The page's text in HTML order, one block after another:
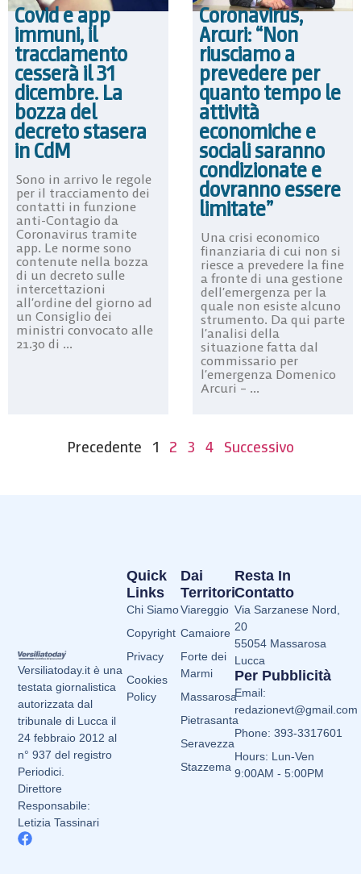
Covid e app
immuni, il
tracciamento
cesserà il 31
dicembre. La
bozza del
decreto stasera
in CdM
Sono in arrivo le regole
per il tracciamento dei
contatti in funzione
anti-Contagio da
Coronavirus tramite
app. Le norme sono
contenute nella bozza
di un decreto sulle
intercettazioni
all’ordine del giorno ad
un Consiglio dei
ministri convocato alle
21.30 di ...
Coronavirus,
Arcuri: “Non
riusciamo a
prevedere per
quanto tempo le
attività
economiche e
sociali saranno
condizionate e
dovranno essere
limitate”
Una crisi economico
finanziaria di cui non si
riesce a prevedere la fine
a fronte di una gestione
dell’emergenza per la
quale non esiste alcuno
strumento. Da qui parte
l’analisi della
situazione fatta dal
commissario per
l’emergenza Domenico
Arcuri – ...
Precedente 1 2 3 4 Successivo
Versiliatoday.it è una
testata giornalistica
autorizzata dal
tribunale di Lucca il
24 febbraio 2012 al
n° 937 del registro
Periodici.
Direttore
Responsabile:
Letizia Tassinari
Dai
Territori
Viareggio
Camaiore
Forte dei
Marmi
Massarosa
Pietrasanta
Seravezza
Stazzema
Quick
Links
Chi Siamo
Copyright
Privacy
Cookies
Policy
Resta In
Contatto
Via Sarzanese Nord,
20
55054 Massarosa
Lucca
Per Pubblicità
Email:
redazionevt@gmail.com
Phone: 393-3317601
Hours: Lun-Ven
9:00AM - 5:00PM